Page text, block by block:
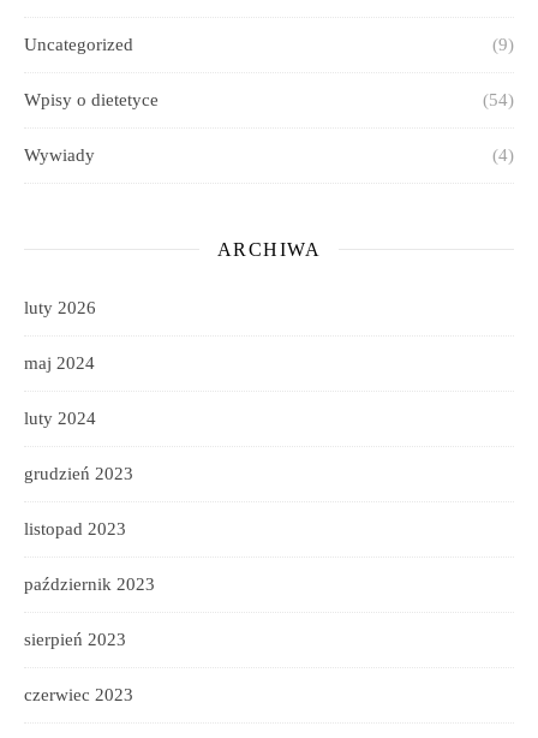
Uncategorized (9)
Wpisy o dietetyce (54)
Wywiady (4)
ARCHIWA
luty 2026
maj 2024
luty 2024
grudzień 2023
listopad 2023
październik 2023
sierpień 2023
czerwiec 2023